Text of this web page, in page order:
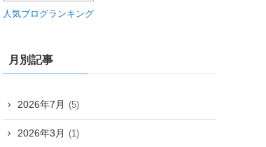
人気ブログランキング
月別記事
2026年7月 (5)
2026年3月 (1)